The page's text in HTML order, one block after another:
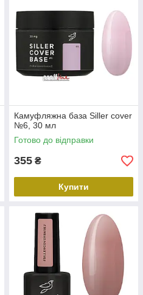
Камуфляжна база Siller cover
№6, 30 мл
Готово до відправки
355 ₴
Купити